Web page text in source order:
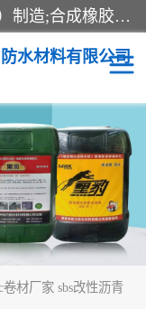
经营范围包括防水嵌缝密封条（带）制造;合成橡胶制造（监控化学品、危险化学品除外）;沥青混合物制造;防水胶粘带制造;其他合成材料制造（监控化学品、危险化学品除外）;涂料制造（监控化学品、危险化学品除外）;建筑结构防水补漏;防水建筑材料制造;粘合剂制造（监控化学品、危险化学品除外）;涂料零售;广州新力防水材料有限公司具有1处分支机构。
水材料有限公司
卷材厂家 sbs改性沥青
胶水
材